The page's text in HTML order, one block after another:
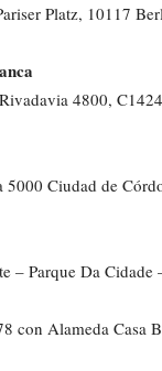
Platz, 10117
4800,
5000 Ciudad de
– Parque Da Cidade
con Alameda Casa